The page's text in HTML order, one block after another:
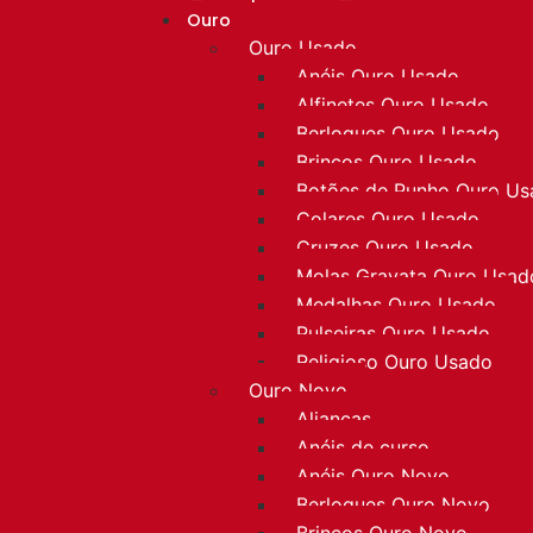
Ouro
Ouro Usado
Anéis Ouro Usado
Alfinetes Ouro Usado
Berloques Ouro Usado
Brincos Ouro Usado
Botões de Punho Ouro
Colares Ouro Usado
Cruzes Ouro Usado
Molas Gravata Ouro
Medalhas Ouro Usado
Pulseiras Ouro Usado
Religioso Ouro Usado
Ouro Novo
Alianças
Anéis de curso
Anéis Ouro Novo
Berloques Ouro Novo